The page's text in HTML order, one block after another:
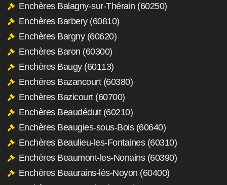
Enchères Balagny-sur-Thérain (60250)
Enchères Barbery (60810)
Enchères Bargny (60620)
Enchères Baron (60300)
Enchères Baugy (60113)
Enchères Bazancourt (60380)
Enchères Bazicourt (60700)
Enchères Beaudéduit (60210)
Enchères Beaugies-sous-Bois (60640)
Enchères Beaulieu-les-Fontaines (60310)
Enchères Beaumont-les-Nonains (60390)
Enchères Beaurains-lès-Noyon (60400)